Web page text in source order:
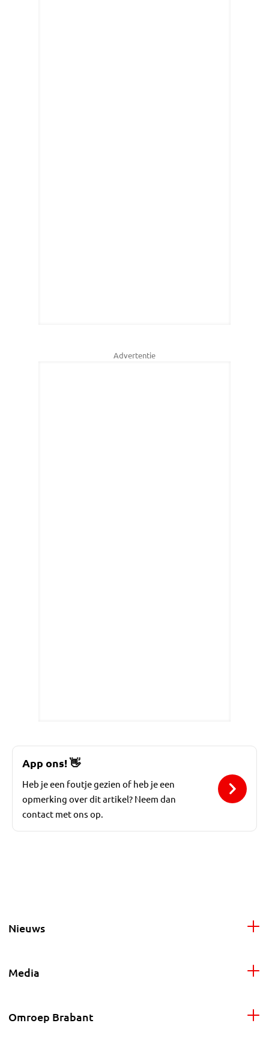
Advertentie
App ons!👋
Heb je een foutje gezien of heb je een
opmerking over dit artikel? Neem dan
contact met ons op.
Nieuws
Media
Omroep Brabant